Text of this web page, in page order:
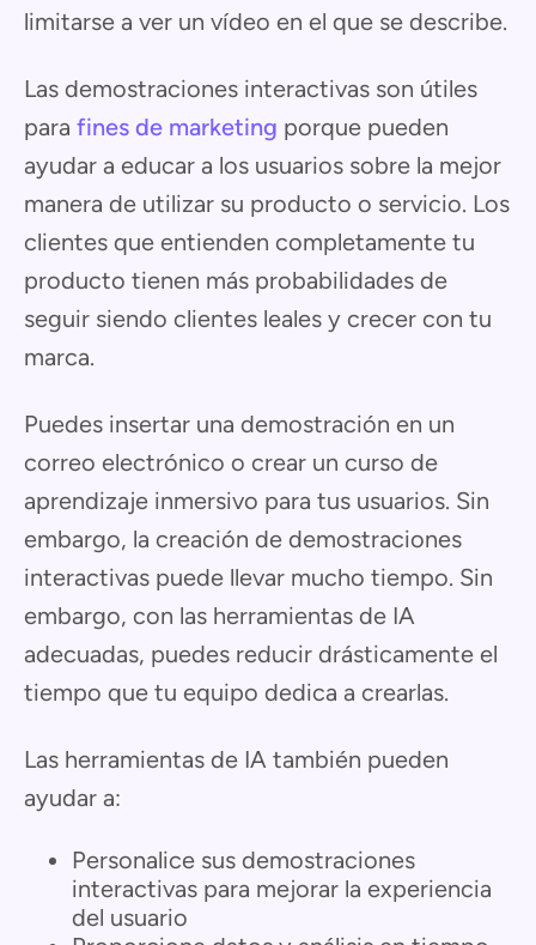
limitarse a ver un vídeo en el que se describe.
Las demostraciones interactivas son útiles
para fines de marketing porque pueden
ayudar a educar a los usuarios sobre la mejor
manera de utilizar su producto o servicio. Los
clientes que entienden completamente tu
producto tienen más probabilidades de
seguir siendo clientes leales y crecer con tu
marca.
Puedes insertar una demostración en un
correo electrónico o crear un curso de
aprendizaje inmersivo para tus usuarios. Sin
embargo, la creación de demostraciones
interactivas puede llevar mucho tiempo. Sin
embargo, con las herramientas de IA
adecuadas, puedes reducir drásticamente el
tiempo que tu equipo dedica a crearlas.
Las herramientas de IA también pueden
ayudar a:
Personalice sus demostraciones
interactivas para mejorar la experiencia
del usuario